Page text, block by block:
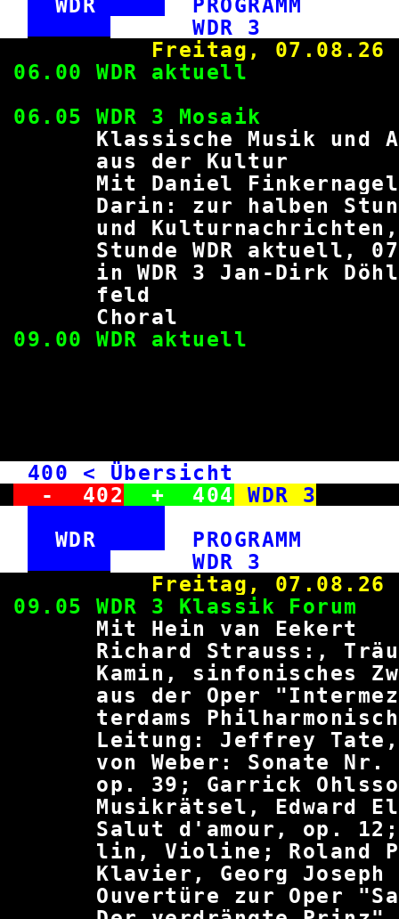
WDR
PROGRAMM
Freitag,
06.00 WDR
06.05 WDR 3
Klassische Musik und
aus der
Mit Daniel
Darin: zur halben
und Kulturnachrichten,
Stunde WDR aktuell,
in WDR 3 Jan-Dirk
09.00 WDR
400 < Übersicht
- 402 + 404
WDR 3
WDR
PROGRAMM
Freitag,
09.05 WDR 3
Mit Hein van
Richard Strauss:,
Kamin, sinfonisches
aus der Oper
terdams
Leitung: Jeffrey Tate,
von Weber: Sonate Nr.
op. 39; Garrick
Musikrätsel,
Salut d'amour, op.
lin, Violine; Roland
Klavier, Georg
Ouvertüre zur Oper